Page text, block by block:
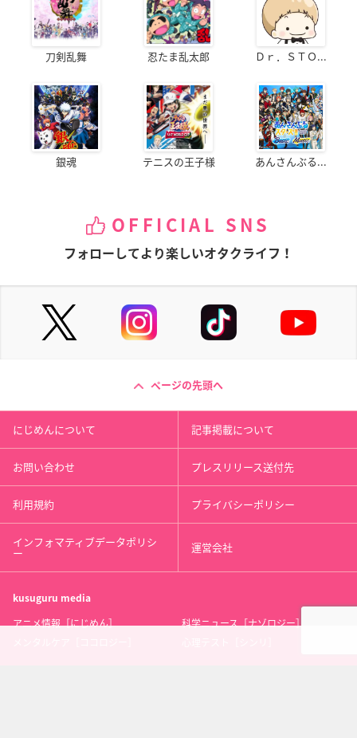
刀剣乱舞 忍たま乱太郎 Ｄｒ．ＳＴＯ...
銀魂 テニスの王子様 あんさんぶる...
OFFICIAL SNS
フォローしてより楽しいオタクライフ！
ページの先頭へ
にじめんについて 記事掲載について
お問い合わせ プレスリリース送付先
利用規約 プライバシーポリシー
インフォマティブデータポリシ
ー 運営会社
kusuguru media
アニメ情報［にじめん］
科学ニュース［ナゾロジー］